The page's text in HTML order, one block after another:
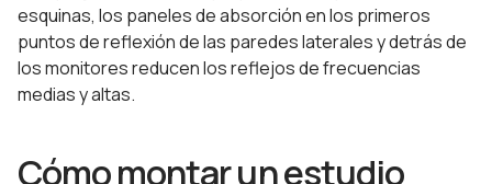
esquinas, los paneles de absorción en los primeros
puntos de reflexión de las paredes laterales y detrás de
los monitores reducen los reflejos de frecuencias
medias y altas.
Cómo montar un estudio